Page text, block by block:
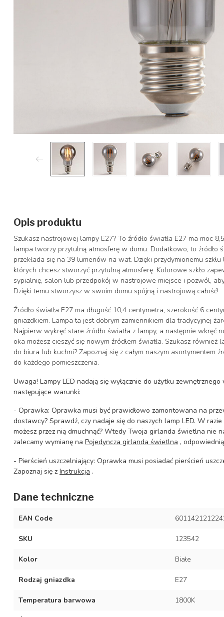
Opis produktu
Szukasz nastrojowej lampy E27? To źródło światła E27 ma moc
lampa tworzy przytulną atmosferę w domu. Dodatkowo, to źródło
przekłada się na 39 lumenów na wat. Dzięki przydymionemu
których chcesz stworzyć przytulną atmosferę. Kolorowe szkło
sypialnię, salon lub przedpokój w nastrojowe miejsce i pozwól,
Dzięki temu stworzysz w swoim domu spójną i nastrojową całość!
Źródło światła E27 ma długość 10,4 centymetra, szerokość 6
gniazdkiem. Lampa ta jest dobrym zamiennikiem dla tradycyjnej
Najpierw wykręć stare źródło światła z lampy, a następnie wkręć
oka możesz cieszyć się nowym źródłem światła. Szukasz
do biura lub kuchni? Zapoznaj się z całym naszym asortymentem
do każdego pomieszczenia.
Uwaga! Lampy LED nadają się wyłącznie do użytku
następujące warunki:
- Oprawka: Oprawka musi być prawidłowo zamontowana na
dostawcy? Sprawdź, czy nadaje się do naszych lamp LED. W
możesz przez nią dmuchnąć? Wtedy Twoja girlanda świetlna nie
zalecamy wymianę na Pojedyncza girlanda świetlna ,
- Pierścień uszczelniający: Oprawka musi posiadać pierścień
Zapoznaj się z Instrukcja .
Dane techniczne
EAN Code
SKU 123542
Kolor Białe
Rodzaj gniazdka E27
Temperatura barwowa 1800K